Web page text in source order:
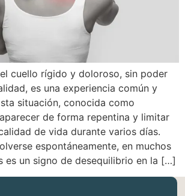
cuello rígido y doloroso, sin poder
es una experiencia común y
situación, conocida como
de forma repentina y limitar
de vida durante varios días.
espontáneamente, en muchos
es un signo de desequilibrio en la […]